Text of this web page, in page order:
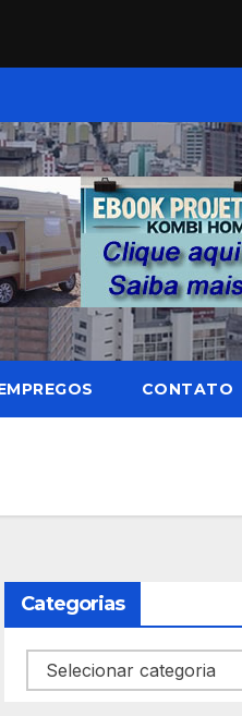
CONTATO
Categorias
Categorias